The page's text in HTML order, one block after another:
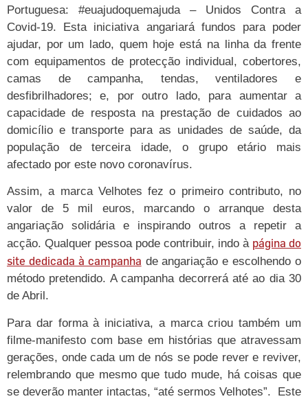
Portuguesa: #euajudoquemajuda – Unidos Contra a
Covid-19. Esta iniciativa angariará fundos para poder
ajudar, por um lado, quem hoje está na linha da frente
com equipamentos de protecção individual, cobertores,
camas de campanha, tendas, ventiladores e
desfibrilhadores; e, por outro lado, para aumentar a
capacidade de resposta na prestação de cuidados ao
domicílio e transporte para as unidades de saúde, da
população de terceira idade, o grupo etário mais
afectado por este novo coronavírus.
Assim, a marca Velhotes fez o primeiro contributo, no
valor de 5 mil euros, marcando o arranque desta
angariação solidária e inspirando outros a repetir a
acção. Qualquer pessoa pode contribuir, indo à página do
site dedicada à campanha de angariação e escolhendo o
método pretendido. A campanha decorrerá até ao dia 30
de Abril.
Para dar forma à iniciativa, a marca criou também um
filme-manifesto com base em histórias que atravessam
gerações, onde cada um de nós se pode rever e reviver,
relembrando que mesmo que tudo mude, há coisas que
se deverão manter intactas, “até sermos Velhotes”. Este